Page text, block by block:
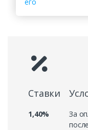
Ставки
1,40%
За